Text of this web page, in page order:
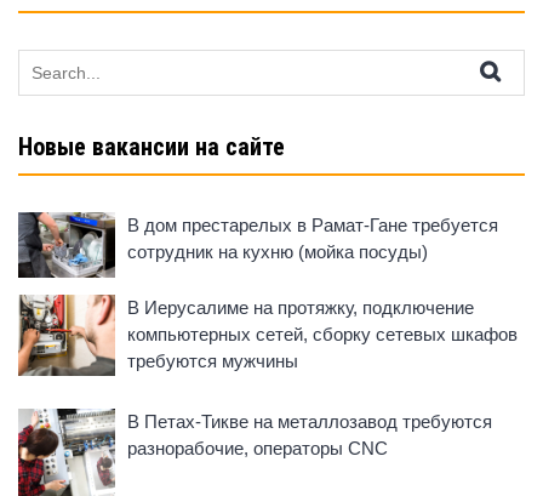
for:
Новые вакансии на сайте
В дом престарелых в Рамат-Гане требуется
сотрудник на кухню (мойка посуды)
В Иерусалиме на протяжку, подключение
компьютерных сетей, сборку сетевых шкафов
требуются мужчины
В Петах-Тикве на металлозавод требуются
разнорабочие, операторы CNC